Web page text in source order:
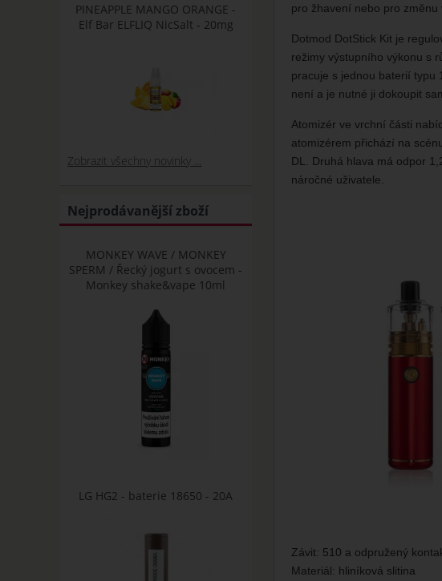
pro žhavení nebo pro změnu
Dotmod DotStick Kit je
režimy výstupního výkonu s
pracuje s jednou baterií typu
není a je nutné ji dokoupit
Atomizér ve vrchní části
atomizérem přichází na
DL. Druhá hlava má odpor
náročné uživatele.
Závit: 510 a odpružený
Materiál: hliníková slitina
PINEAPPLE MANGO ORANGE -
Elf Bar ELFLIQ NicSalt - 20mg
Zobrazit všechny novinky ...
Nejprodávanější zboží
MONKEY WAVE / MONKEY
SPERM / Řecký jogurt s ovocem -
Monkey shake&vape 10ml
LG HG2 - baterie 18650 - 20A